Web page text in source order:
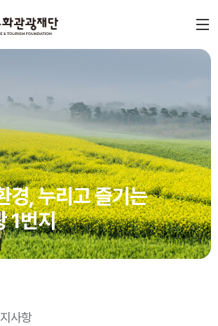
경, 누리고 즐기는
1번지
사항